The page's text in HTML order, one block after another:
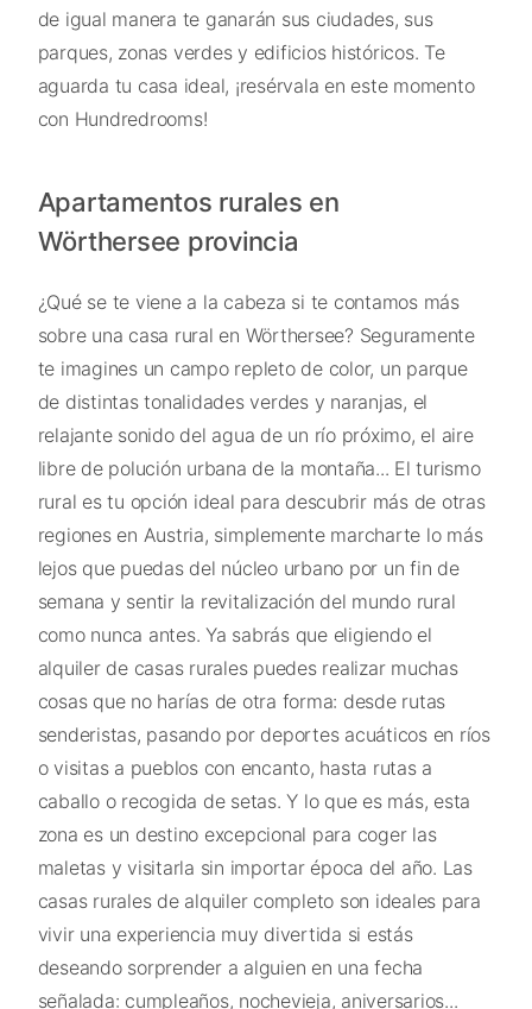
de igual manera te ganarán sus ciudades, sus
parques, zonas verdes y edificios históricos. Te
aguarda tu casa ideal, ¡resérvala en este momento
con Hundredrooms!
Apartamentos rurales en
Wörthersee provincia
¿Qué se te viene a la cabeza si te contamos más
sobre una casa rural en Wörthersee? Seguramente
te imagines un campo repleto de color, un parque
de distintas tonalidades verdes y naranjas, el
relajante sonido del agua de un río próximo, el aire
libre de polución urbana de la montaña... El turismo
rural es tu opción ideal para descubrir más de otras
regiones en Austria, simplemente marcharte lo más
lejos que puedas del núcleo urbano por un fin de
semana y sentir la revitalización del mundo rural
como nunca antes. Ya sabrás que eligiendo el
alquiler de casas rurales puedes realizar muchas
cosas que no harías de otra forma: desde rutas
senderistas, pasando por deportes acuáticos en ríos
o visitas a pueblos con encanto, hasta rutas a
caballo o recogida de setas. Y lo que es más, esta
zona es un destino excepcional para coger las
maletas y visitarla sin importar época del año. Las
casas rurales de alquiler completo son ideales para
vivir una experiencia muy divertida si estás
deseando sorprender a alguien en una fecha
señalada: cumpleaños, nochevieja, aniversarios...